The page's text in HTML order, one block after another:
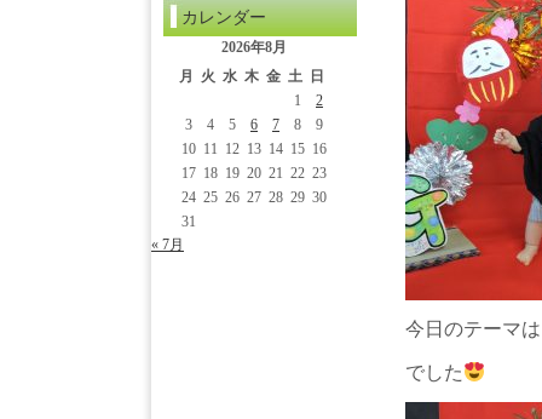
今日のテーマは
でした
カレンダー
2026年8月
月
火 水 木 金 土
日
1
2
3
4 5 6 7 8
9
10 11 12 13 14 15 16
17 18 19 20 21 22 23
24 25 26 27 28 29 30
31
« 7月